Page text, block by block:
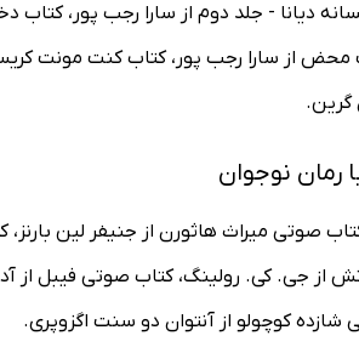
دیانا - جلد دوم از سارا رجب پور، کتاب
از سارا رجب پور، کتاب کنت مونت
گرین.
رمان نوجوان
صوتی میراث هاثورن از جنیفر لین
از جی. کی. رولینگ، کتاب صوتی فیبل از
کوچولو از آنتوان دو سنت اگزوپری.